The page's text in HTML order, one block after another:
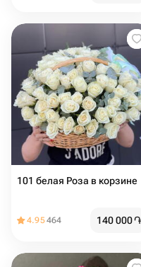
101 белая Роза в корзине
4.95464 140 000֏